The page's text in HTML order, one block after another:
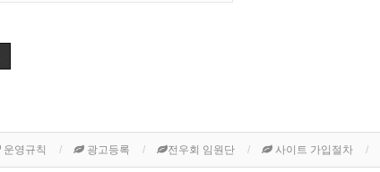
운영규칙 광고등록 전우회 임원단 사이트 가입절차